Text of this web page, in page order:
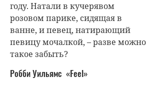
году. Натали в кучерявом
розовом парике, сидящая в
ванне, и певец, натирающий
певицу мочалкой, – разве можно
такое забыть?
Робби Уильямс «Feel»